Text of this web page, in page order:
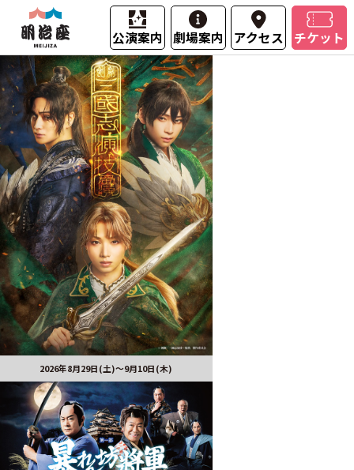
公演案内 劇場案内 アクセス チケット
2026年8月29日(土)〜9月10日(木)